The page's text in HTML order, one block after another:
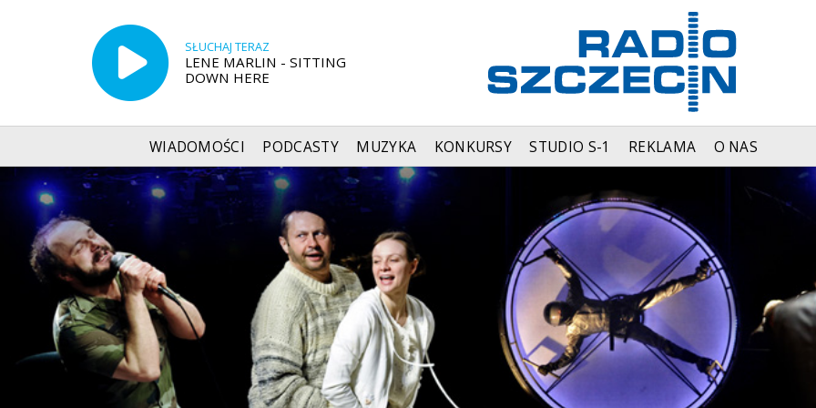
SŁUCHAJ TERAZ
LENE MARLIN - SITTING
DOWN HERE
WIADOMOŚCI PODCASTY MUZYKA KONKURSY STUDIO S-1 REKLAMA O NAS